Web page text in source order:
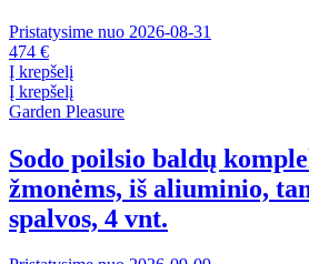
Pristatysime nuo 2026‑08‑31
474 €
Į krepšelį
Į krepšelį
Garden Pleasure
Sodo poilsio baldų
žmonėms, iš aliuminio,
spalvos, 4 vnt.